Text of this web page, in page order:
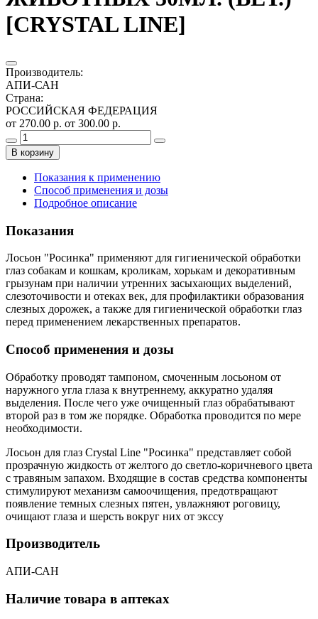
[CRYSTAL LINE]
Производитель:
АПИ-САН
Страна:
РОССИЙСКАЯ ФЕДЕРАЦИЯ
от 270.00 р. от 300.00 р.
В корзину
Показания к применению
Способ применения и дозы
Подробное описание
Показания
Лосьон "Росинка" применяют для гигиенической обработки
глаз собакам и кошкам, кроликам, хорькам и декоративным
грызунам при наличии утренних засыхающих выделений,
слезоточивости и отеках век, для профилактики образования
слезных дорожек, а также для гигиенической обработки глаз
перед применением лекарственных препаратов.
Способ применения и дозы
Обработку проводят тампоном, смоченным лосьоном от
наружного угла глаза к внутреннему, аккуратно удаляя
выделения. После чего уже очищенный глаз обрабатывают
второй раз в том же порядке. Обработка проводится по мере
необходимости.
Лосьон для глаз Crystal Line "Росинка" представляет собой
прозрачную жидкость от желтого до светло-коричневого цвета
с травяным запахом. Входящие в состав средства компоненты
стимулируют механизм самоочищения, предотвращают
появление темных слезных пятен, увлажняют роговицу,
очищают глаза и шерсть вокруг них от экссу
Производитель
АПИ-САН
Наличие товара в аптеках